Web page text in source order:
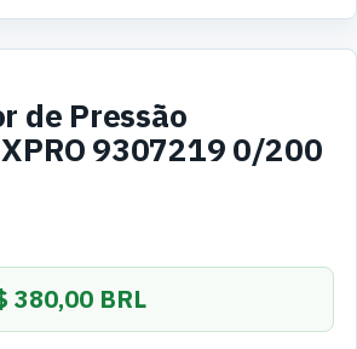
de Pressão
9307219 0/200
380,00 BRL